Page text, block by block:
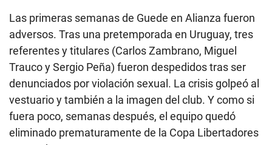
Las primeras semanas de Guede en Alianza fueron
adversos. Tras una pretemporada en Uruguay, tres
referentes y titulares (Carlos Zambrano, Miguel
Trauco y Sergio Peña) fueron despedidos tras ser
denunciados por violación sexual. La crisis golpeó al
vestuario y también a la imagen del club. Y como si
fuera poco, semanas después, el equipo quedó
eliminado prematuramente de la Copa Libertadores